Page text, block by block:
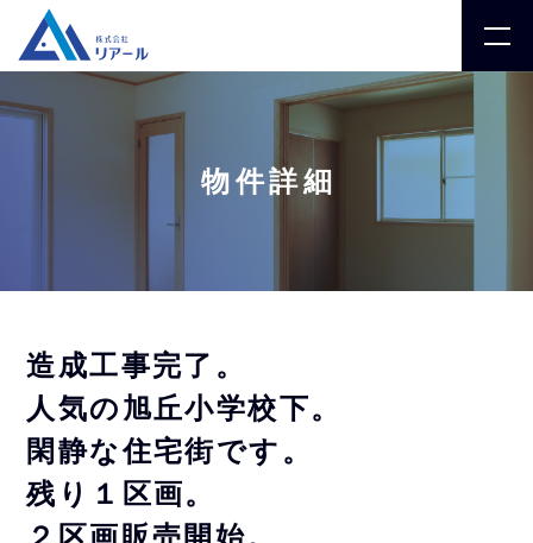
物件詳細
造成工事完了。
人気の旭丘小学校下。
閑静な住宅街です。
残り１区画。